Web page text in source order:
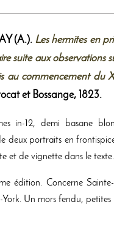
(A.). Les hermites en
suite aux observations
au commencement du
et Bossange, 1823.
in-12, demi basane
deux portraits en
et de vignette dans le texte.
édition. Concerne
Un mors fendu, petites